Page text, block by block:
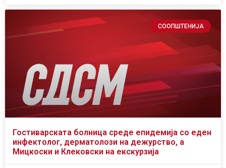
СООПШТЕНИЈА
Гостиварската болница среде епидемија со еден
инфектолог, дерматолози на дежурство, а
Мицкоски и Клековски на екскурзија